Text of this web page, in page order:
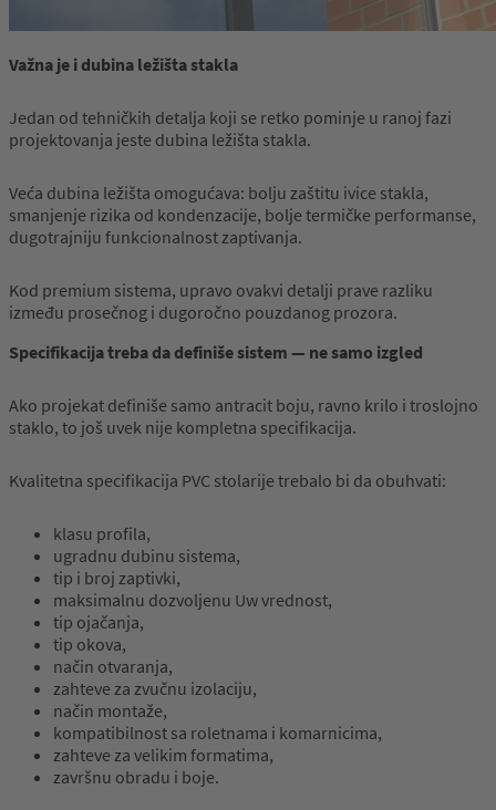
Važna je i dubina ležišta stakla
Jedan od tehničkih detalja koji se retko pominje u ranoj fazi
projektovanja jeste dubina ležišta stakla.
Veća dubina ležišta omogućava: bolju zaštitu ivice stakla,
smanjenje rizika od kondenzacije, bolje termičke performanse,
dugotrajniju funkcionalnost zaptivanja.
Kod premium sistema, upravo ovakvi detalji prave razliku
između prosečnog i dugoročno pouzdanog prozora.
Specifikacija treba da definiše sistem — ne samo izgled
Ako projekat definiše samo antracit boju, ravno krilo i troslojno
staklo, to još uvek nije kompletna specifikacija.
Kvalitetna specifikacija PVC stolarije trebalo bi da obuhvati:
klasu profila,
ugradnu dubinu sistema,
tip i broj zaptivki,
maksimalnu dozvoljenu Uw vrednost,
tip ojačanja,
tip okova,
način otvaranja,
zahteve za zvučnu izolaciju,
način montaže,
kompatibilnost sa roletnama i komarnicima,
zahteve za velikim formatima,
završnu obradu i boje.